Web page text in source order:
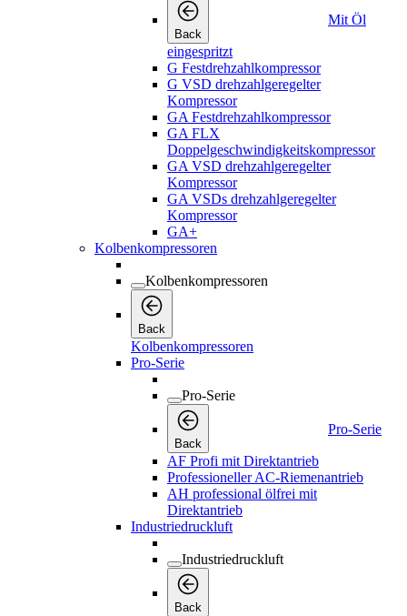
Back
Mit Öl
eingespritzt
G Festdrehzahlkompressor
G VSD drehzahlgeregelter
Kompressor
GA Festdrehzahlkompressor
GA FLX
Doppelgeschwindigkeitskompressor
GA VSD drehzahlgeregelter
Kompressor
GA VSDs drehzahlgeregelter
Kompressor
GA+
Kolbenkompressoren
Kolbenkompressoren
Back
Kolbenkompressoren
Pro-Serie
Pro-Serie
Back
Pro-Serie
AF Profi mit Direktantrieb
Professioneller AC-Riemenantrieb
AH professional ölfrei mit
Direktantrieb
Industriedruckluft
Industriedruckluft
Back